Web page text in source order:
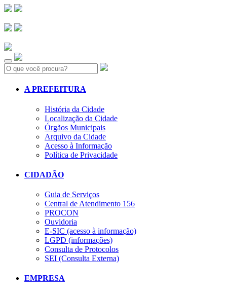
Search:
A PREFEITURA
História da Cidade
Localização da Cidade
Órgãos Municipais
Arquivo da Cidade
Acesso à Informação
Política de Privacidade
CIDADÃO
Guia de Serviços
Central de Atendimento 156
PROCON
Ouvidoria
E-SIC (acesso à informação)
LGPD (informações)
Consulta de Protocolos
SEI (Consulta Externa)
EMPRESA